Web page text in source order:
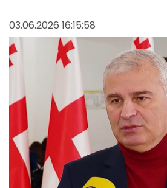
03.06.2026 16:15:58